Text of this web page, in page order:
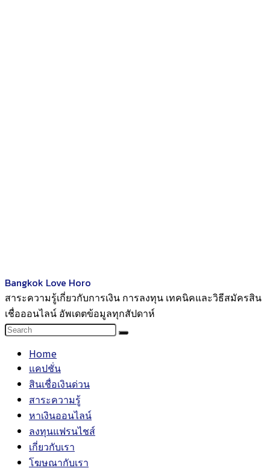
Bangkok Love Horo
สาระความรู้เกี่ยวกับการเงิน การลงทุน เทคนิคและวิธีสมัครสิน
เชื่อออนไลน์ อัพเดตข้อมูลทุกสัปดาห์
Home
แคปชั่น
สินเชื่อเงินด่วน
สาระความรู้
หาเงินออนไลน์
ลงทุนแฟรนไชส์
เกี่ยวกับเรา
โฆษณากับเรา